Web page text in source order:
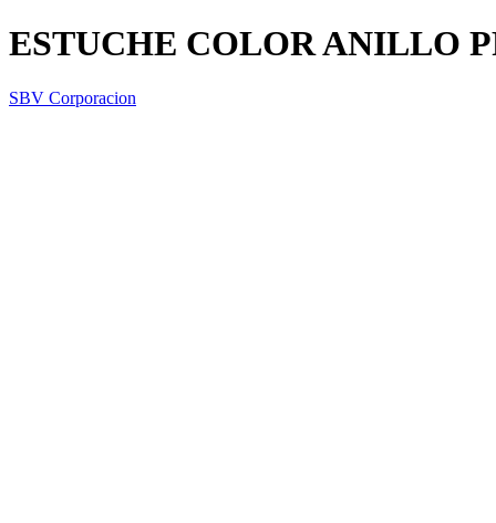
ESTUCHE COLOR ANILLO
SBV Corporacion